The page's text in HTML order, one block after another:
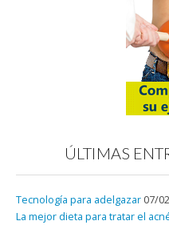
ÚLTIMAS
Tecnología para adelgazar 07/
La mejor dieta para tratar el